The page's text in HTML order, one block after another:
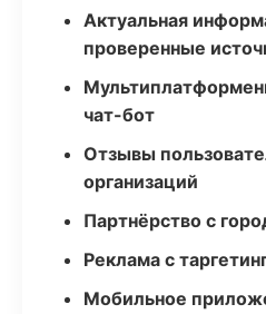
Актуальная
проверенные
чат-бот
Отзывы
организаций
Партнёрство с
Реклама с
Мобильное